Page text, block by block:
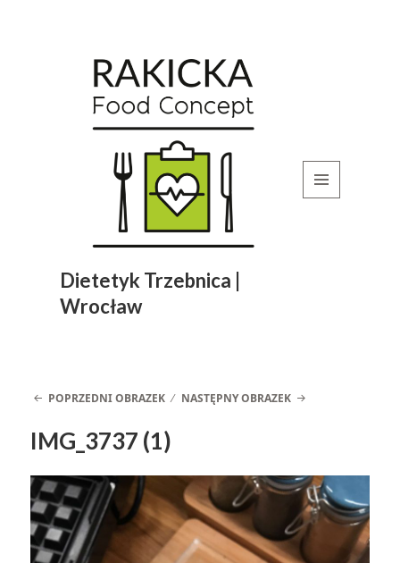
Dietetyk Trzebnica |
Wrocław
POPRZEDNI OBRAZEK NASTĘPNY OBRAZEK
IMG_3737 (1)